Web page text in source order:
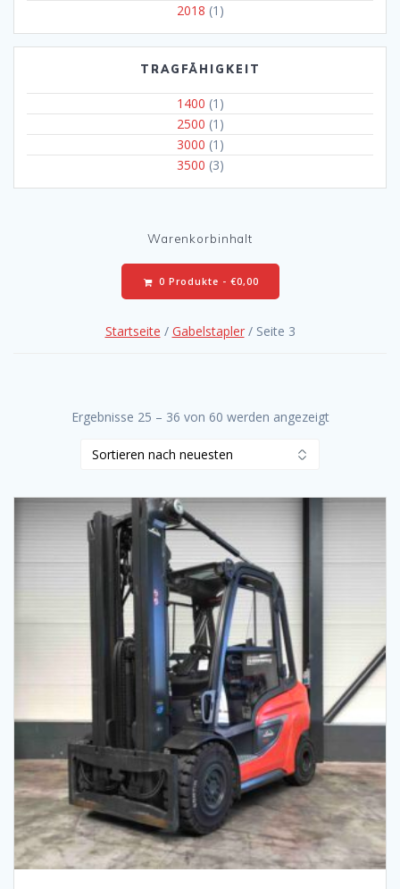
2018 (1)
TRAGFÄHIGKEIT
1400 (1)
2500 (1)
3000 (1)
3500 (3)
Warenkorbinhalt
0 Produkte - €0,00
Startseite / Gabelstapler/ Seite 3
Ergebnisse 25 – 36 von 60 werden angezeigt